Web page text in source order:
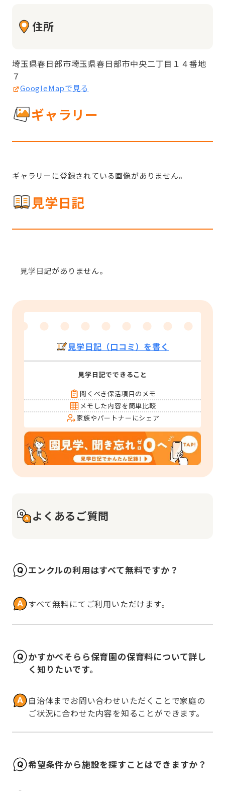
住所
埼玉県春日部市埼玉県春日部市中央二丁目１４番地
７
GoogleMapで見る
ギャラリー
ギャラリーに登録されている画像がありません。
見学日記
見学日記がありません。
見学日記（口コミ）を書く
見学日記でできること
聞くべき保活項目のメモ
メモした内容を簡単比較
家族やパートナーにシェア
よくあるご質問
エンクルの利用はすべて無料ですか？
すべて無料にてご利用いただけます。
かすかべそらら保育園の保育料について詳し
く知りたいです。
自治体までお問い合わせいただくことで家庭の
ご状況に合わせた内容を知ることができます。
希望条件から施設を探すことはできますか？